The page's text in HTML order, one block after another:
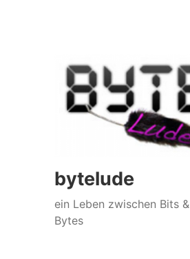
bytelude
ein Leben zwischen Bits &
Bytes